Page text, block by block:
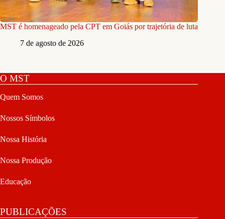
MST é homenageado pela CPT em Goiás por trajetória de luta
7 de agosto de 2026
O MST
Quem Somos
Nossos Símbolos
Nossa História
Nossa Produção
Educação
PUBLICAÇÕES